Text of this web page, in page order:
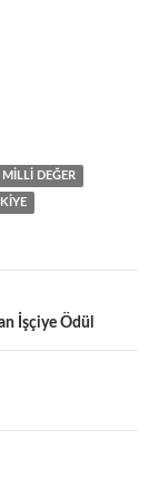
MILLI DEĞER
İşçiye Ödül